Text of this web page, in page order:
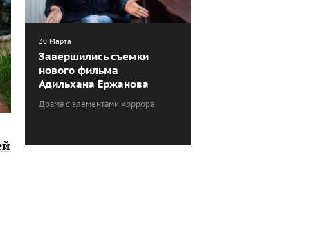
30 Марта
Завершились съемки
нового фильма
Адильхана Ержанова
Драма с элементами хоррора